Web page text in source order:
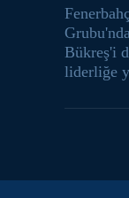
Bükreş'i
liderliğe